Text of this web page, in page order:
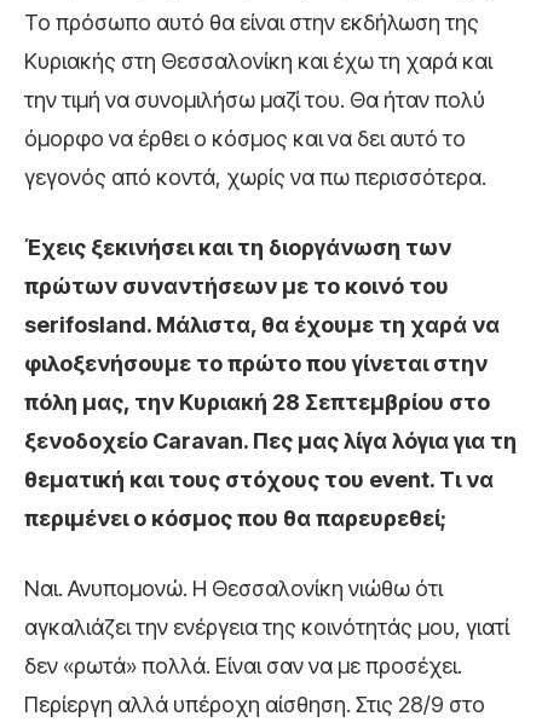
Το πρόσωπο αυτό θα είναι στην εκδήλωση της
Κυριακής στη Θεσσαλονίκη και έχω τη χαρά και
την τιμή να συνομιλήσω μαζί του. Θα ήταν πολύ
όμορφο να έρθει ο κόσμος και να δει αυτό το
γεγονός από κοντά, χωρίς να πω περισσότερα.
Έχεις ξεκινήσει και τη διοργάνωση των
πρώτων συναντήσεων με το κοινό του
serifosland. Μάλιστα, θα έχουμε τη χαρά να
φιλοξενήσουμε το πρώτο που γίνεται στην
πόλη μας, την Κυριακή 28 Σεπτεμβρίου στο
ξενοδοχείο Caravan. Πες μας λίγα λόγια για τη
θεματική και τους στόχους του event. Τι να
περιμένει ο κόσμος που θα παρευρεθεί;
Ναι. Ανυπομονώ. Η Θεσσαλονίκη νιώθω ότι
αγκαλιάζει την ενέργεια της κοινότητάς μου, γιατί
δεν «ρωτά» πολλά. Είναι σαν να με προσέχει.
Περίεργη αλλά υπέροχη αίσθηση. Στις 28/9 στο